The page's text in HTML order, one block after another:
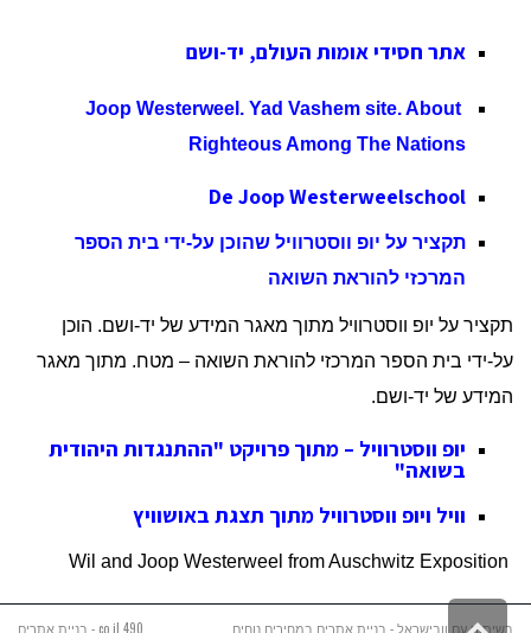
אתר חסידי אומות העולם, יד-ושם
Joop Westerweel. Yad Vashem site. About
Righteous Among The Nations
De Joop Westerweelschool
תקציר על יופ ווסטרוויל שהוכן על-ידי בית הספר
המרכזי להוראת השואה
תקציר על יופ ווסטרוויל מתוך מאגר המידע של יד-ושם. הוכן
על-ידי בית הספר המרכזי להוראת השואה – מטח. מתוך מאגר
המידע של יד-ושם.
יופ ווסטרוויל – מתוך פרויקט "ההתנגדות היהודית
בשואה"
וויל ויופ ווסטרוויל מתוך תצגת באושוויץ
and Joop Westerweel fromAuschwitz Exposition
בשיתוף עם וובישראל - בניית אתרים במחירים נוחים 490.co.il - בניית אתרים גלילה